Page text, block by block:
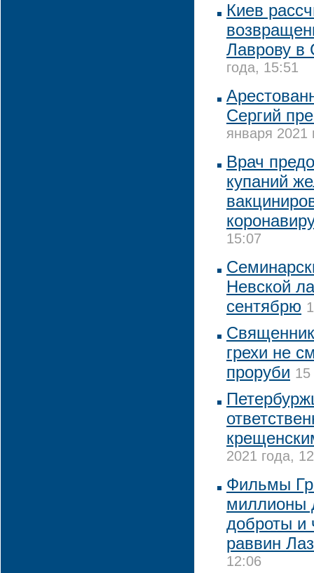
Киев
Лаврову в
года, 15:51
Сергий
января 2021
Врач
купаний
15:07
Невской
сентябрю
грехи не
проруби 15
2021 года,
Фильмы
миллионы
доброты и
раввин
12:06